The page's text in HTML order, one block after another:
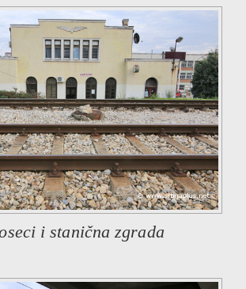
i stanična zgrada